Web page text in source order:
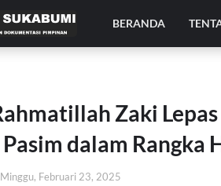
BERANDA
Zaki
dalam Rangka
Minggu, Februari 23, 2025